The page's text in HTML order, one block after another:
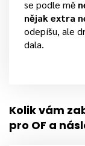
se podle mě
nějak extra
odepíšu, ale
dala.
Kolik vám
pro OF a